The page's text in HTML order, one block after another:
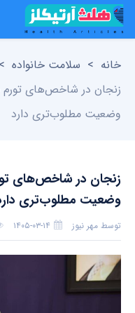
خانه > سلامت خانواده >
زنجان در شاخص‌های
وضعیت مطلوب‌تری دارد
زنجان در شاخص‌های
وضعیت مطلوب‌تری
توسط مهر نیوز ۱۴۰۵-۰۳-۱۴